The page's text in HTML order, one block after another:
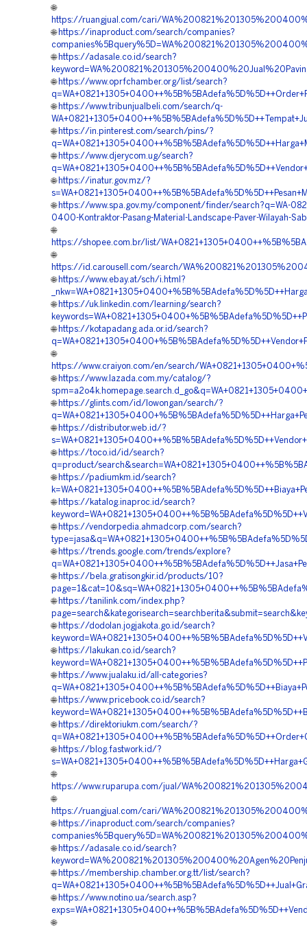
🌐
https://ruangjual.com/cari/
🌐 https://inaproduct.com/search/companies?
🌐 https://adasale.co.id/search?
🌐 https://www.oprfchamber.org/list/search?
🌐 https://www.tribunjualbeli.com/search/q-
🌐 https://in.pinterest.com/search/pins/?
🌐 https://www.djerycom.ug/search?
🌐 https://inatur.gov.mz/?
🌐 https://www.spa.gov.my/component/finder/search?q=WA-
0400-Kontraktor-Pasang-Material-Landscape-Paver-Wilayah-
🌐
https://shopee.com.br/list/
🌐
https://id.carousell.com/search/
🌐 https://www.ebay.at/sch/i.html?
🌐 https://uk.linkedin.com/learning/search?
🌐 https://kotapadang.ada.or.id/search?
🌐
https://www.craiyon.com/en/search/
🌐 https://www.lazada.com.my/catalog/?
🌐 https://glints.com/id/lowongan/search/?
🌐 https://distributor.web.id/?
🌐 https://toco.id/id/search?
q=product/
🌐 https://padiumkm.id/search?
🌐 https://katalog.inaproc.id/search?
🌐 https://vendorpedia.ahmadcorp.com/search?
🌐 https://trends.google.com/trends/explore?
🌐 https://bela.gratisongkir.id/products/10?
🌐 https://tanilink.com/index.php?
🌐 https://dodolan.jogjakota.go.id/search?
🌐 https://lakukan.co.id/search?
🌐 https://www.jualaku.id/all-categories?
🌐 https://www.pricebook.co.id/search?
🌐 https://direktoriukm.com/search/?
🌐 https://blog.fastwork.id/?
🌐
https://www.ruparupa.com/jual/
🌐
https://ruangjual.com/cari/
🌐 https://inaproduct.com/search/companies?
🌐 https://adasale.co.id/search?
🌐 https://membership.chamber.org.tt/list/search?
🌐 https://www.notino.ua/search.asp?
🌐